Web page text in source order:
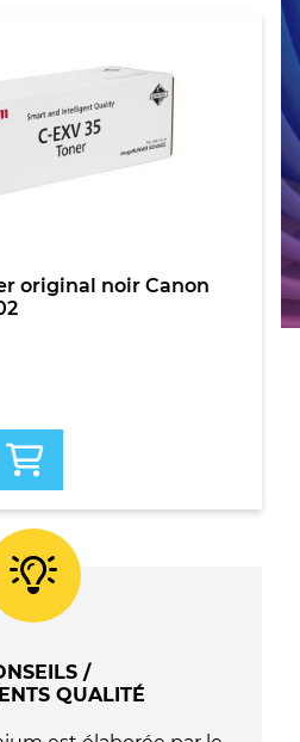
original noir Canon
/
QUALITÉ